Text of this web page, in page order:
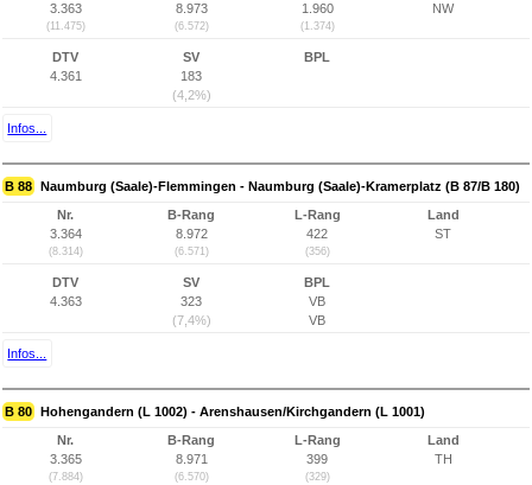
3.363
(11.475)
8.973
(6.572)
1.960
(1.374)
NW
DTV
4.361
SV
183
(4,2%)
BPL
Infos...
B 88 Naumburg (Saale)-Flemmingen - Naumburg (Saale)-Kramerplatz (B 87/B 180)
Nr.
3.364
(8.314)
B-Rang
8.972
(6.571)
L-Rang
422
(356)
Land
ST
DTV
4.363
SV
323
(7,4%)
BPL
VB
VB
Infos...
B 80 Hohengandern (L 1002) - Arenshausen/Kirchgandern (L 1001)
Nr.
3.365
(7.884)
B-Rang
8.971
(6.570)
L-Rang
399
(329)
Land
TH